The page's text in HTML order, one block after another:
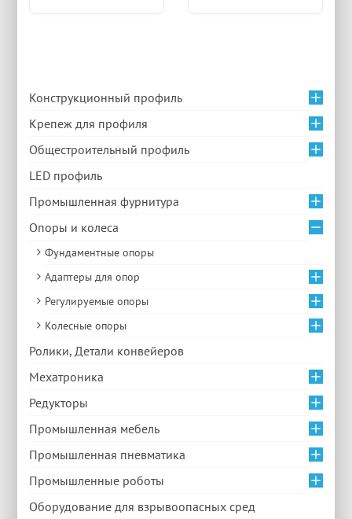
Конструкционный профиль
Крепеж для профиля
Общестроительный профиль
LED профиль
Промышленная фурнитура
Опоры и колеса
Фундаментные опоры
Адаптеры для опор
Регулируемые опоры
Колесные опоры
Ролики, Детали конвейеров
Мехатроника
Редукторы
Промышленная мебель
Промышленная пневматика
Промышленные роботы
Оборудование для взрывоопасных сред